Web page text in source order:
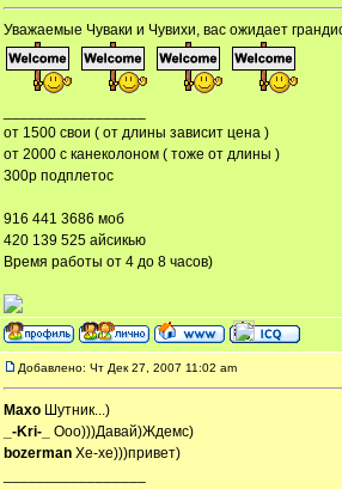
Уважаемые Чуваки и Чувихи, вас ожидает
от 1500 свои ( от длины зависит цена )
от 2000 с канеколоном ( тоже от длины )
300р подплетос
916 441 3686 моб
420 139 525 айсикью
Время работы от 4 до 8 часов)
Добавлено: Чт Дек 27, 2007 11:02 am
Maxo Шутник...)
_-Kri-_
Ооо)))Давай)Ждемс)
bozerman Хе-хе)))привет)